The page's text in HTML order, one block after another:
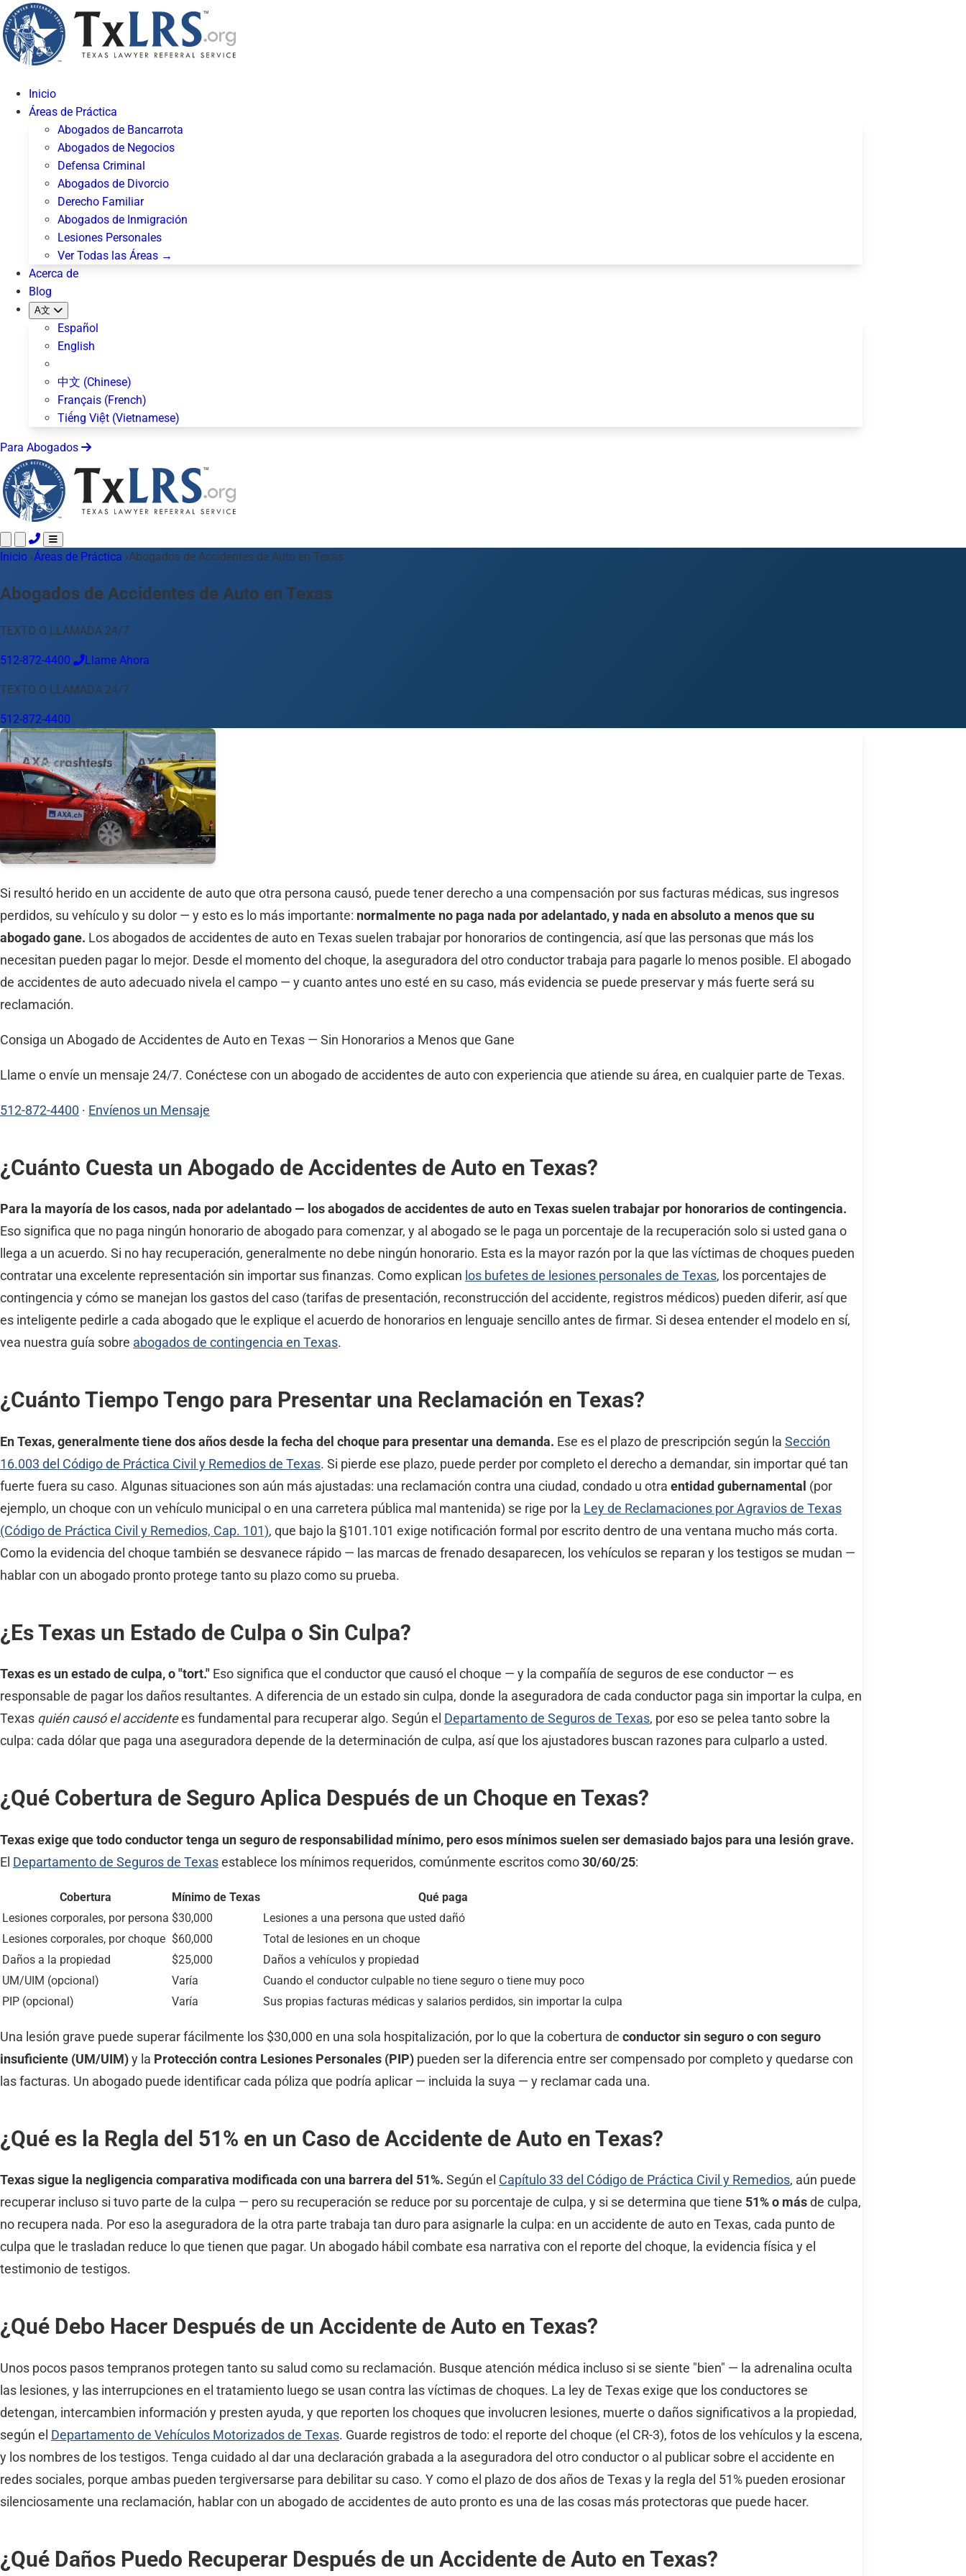
Inicio
Áreas de Práctica
Abogados de Bancarrota
Abogados de Negocios
Defensa Criminal
Abogados de Divorcio
Derecho Familiar
Abogados de Inmigración
Lesiones Personales
Ver Todas las Áreas →
Acerca de
Blog
A文
Español
English
中文 (Chinese)
Français (French)
Tiếng Việt (Vietnamese)
Para Abogados
Llame 24/7 · 512-872-4400 Envíe un Texto
Áreas de Práctica
Más de 50 temas
Acerca de Nosotros
Français
Su Ubicación
Austin 512-872-4400
Cambiar ubicación
Usar mi ubicación
Abilene
Amarillo Austin Beaumont
Inicio ›Áreas de Práctica ›Abogados de Accidentes de Auto en Texas
Abogados de Accidentes de Auto en Texas
TEXTO O LLAMADA 24/7
512-872-4400 Llame Ahora
TEXTO O LLAMADA 24/7
512-872-4400
Si resultó herido en un accidente de auto que otra persona causó, puede tener derecho a una compensación por sus facturas médicas, sus ingresos
perdidos, su vehículo y su dolor — y esto es lo más importante: normalmente no paga nada por adelantado, y nada en absoluto a menos que su
abogado gane. Los abogados de accidentes de auto en Texas suelen trabajar por honorarios de contingencia, así que las personas que más los
necesitan pueden pagar lo mejor. Desde el momento del choque, la aseguradora del otro conductor trabaja para pagarle lo menos posible. El abogado
de accidentes de auto adecuado nivela el campo — y cuanto antes uno esté en su caso, más evidencia se puede preservar y más fuerte será su
reclamación.
Consiga un Abogado de Accidentes de Auto en Texas — Sin Honorarios a Menos que Gane
Llame o envíe un mensaje 24/7. Conéctese con un abogado de accidentes de auto con experiencia que atiende su área, en cualquier parte de Texas.
512-872-4400 · Envíenos un Mensaje
¿Cuánto Cuesta un Abogado de Accidentes de Auto en Texas?
Para la mayoría de los casos, nada por adelantado — los abogados de accidentes de auto en Texas suelen trabajar por honorarios de contingencia.
Eso significa que no paga ningún honorario de abogado para comenzar, y al abogado se le paga un porcentaje de la recuperación solo si usted gana o
llega a un acuerdo. Si no hay recuperación, generalmente no debe ningún honorario. Esta es la mayor razón por la que las víctimas de choques pueden
contratar una excelente representación sin importar sus finanzas. Como explican los bufetes de lesiones personales de Texas, los porcentajes de
contingencia y cómo se manejan los gastos del caso (tarifas de presentación, reconstrucción del accidente, registros médicos) pueden diferir, así que
es inteligente pedirle a cada abogado que le explique el acuerdo de honorarios en lenguaje sencillo antes de firmar. Si desea entender el modelo en sí,
vea nuestra guía sobre abogados de contingencia en Texas.
¿Cuánto Tiempo Tengo para Presentar una Reclamación en Texas?
En Texas, generalmente tiene dos años desde la fecha del choque para presentar una demanda. Ese es el plazo de prescripción según la Sección
16.003 del Código de Práctica Civil y Remedios de Texas. Si pierde ese plazo, puede perder por completo el derecho a demandar, sin importar qué tan
fuerte fuera su caso. Algunas situaciones son aún más ajustadas: una reclamación contra una ciudad, condado u otra entidad gubernamental (por
ejemplo, un choque con un vehículo municipal o en una carretera pública mal mantenida) se rige por la Ley de Reclamaciones por Agravios de Texas
(Código de Práctica Civil y Remedios, Cap. 101), que bajo la §101.101 exige notificación formal por escrito dentro de una ventana mucho más corta.
Como la evidencia del choque también se desvanece rápido — las marcas de frenado desaparecen, los vehículos se reparan y los testigos se mudan —
hablar con un abogado pronto protege tanto su plazo como su prueba.
¿Es Texas un Estado de Culpa o Sin Culpa?
Texas es un estado de culpa, o "tort." Eso significa que el conductor que causó el choque — y la compañía de seguros de ese conductor — es
responsable de pagar los daños resultantes. A diferencia de un estado sin culpa, donde la aseguradora de cada conductor paga sin importar la culpa, en
Texas quién causó el accidentees fundamental para recuperar algo. Según el Departamento de Seguros de Texas, por eso se pelea tanto sobre la
culpa: cada dólar que paga una aseguradora depende de la determinación de culpa, así que los ajustadores buscan razones para culparlo a usted.
¿Qué Cobertura de Seguro Aplica Después de un Choque en Texas?
Texas exige que todo conductor tenga un seguro de responsabilidad mínimo, pero esos mínimos suelen ser demasiado bajos para una lesión grave.
El Departamento de Seguros de Texasestablece los mínimos requeridos, comúnmente escritos como30/60/25:
Cobertura Mínimo de Texas
Qué paga
Lesiones corporales, por persona $30,000
Lesiones a una persona que usted dañó
Lesiones corporales, por choque $60,000
Total de lesiones en un choque
Daños a la propiedad
$25,000
Daños a vehículos y propiedad
UM/UIM (opcional)
Varía
Cuando el conductor culpable no tiene seguro o tiene muy poco
PIP (opcional)
Varía Sus propias facturas médicas y salarios perdidos, sin importar la culpa
Una lesión grave puede superar fácilmente los $30,000 en una sola hospitalización, por lo que la cobertura de conductor sin seguro o con seguro
insuficiente (UM/UIM)y la Protección contra Lesiones Personales (PIP) pueden ser la diferencia entre ser compensado por completo y quedarse con
las facturas. Un abogado puede identificar cada póliza que podría aplicar — incluida la suya — y reclamar cada una.
¿Qué es la Regla del 51% en un Caso de Accidente de Auto en Texas?
Texas sigue la negligencia comparativa modificada con una barrera del 51%. Según el Capítulo 33 del Código de Práctica Civil y Remedios, aún puede
recuperar incluso si tuvo parte de la culpa — pero su recuperación se reduce por su porcentaje de culpa, y si se determina que tiene 51% o másde culpa,
no recupera nada. Por eso la aseguradora de la otra parte trabaja tan duro para asignarle la culpa: en un accidente de auto en Texas, cada punto de
culpa que le trasladan reduce lo que tienen que pagar. Un abogado hábil combate esa narrativa con el reporte del choque, la evidencia física y el
testimonio de testigos.
¿Qué Debo Hacer Después de un Accidente de Auto en Texas?
Unos pocos pasos tempranos protegen tanto su salud como su reclamación. Busque atención médica incluso si se siente "bien" — la adrenalina oculta
las lesiones, y las interrupciones en el tratamiento luego se usan contra las víctimas de choques. La ley de Texas exige que los conductores se
detengan, intercambien información y presten ayuda, y que reporten los choques que involucren lesiones, muerte o daños significativos a la propiedad,
según el Departamento de Vehículos Motorizados de Texas. Guarde registros de todo: el reporte del choque (el CR-3), fotos de los vehículos y la escena,
y los nombres de los testigos. Tenga cuidado al dar una declaración grabada a la aseguradora del otro conductor o al publicar sobre el accidente en
redes sociales, porque ambas pueden tergiversarse para debilitar su caso. Y como el plazo de dos años de Texas y la regla del 51% pueden erosionar
silenciosamente una reclamación, hablar con un abogado de accidentes de auto pronto es una de las cosas más protectoras que puede hacer.
¿Qué Daños Puedo Recuperar Después de un Accidente de Auto en Texas?